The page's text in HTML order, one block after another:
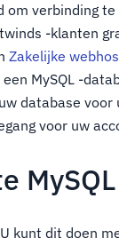
om verbinding
-klanten
Zakelijke
MySQL -
database
voor uw
kunt dit doen